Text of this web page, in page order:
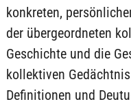
konkreten,
der übergeordneten
Geschichte und die
kollektiven
Definitionen und